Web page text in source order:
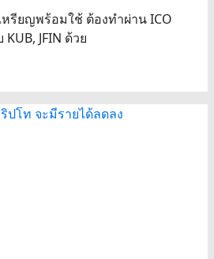
หรียญพร้อมใช้ ต้องทำผ่าน ICO
JFIN ด้วย